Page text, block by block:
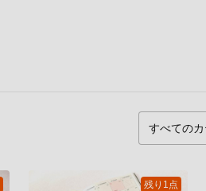
残り1点